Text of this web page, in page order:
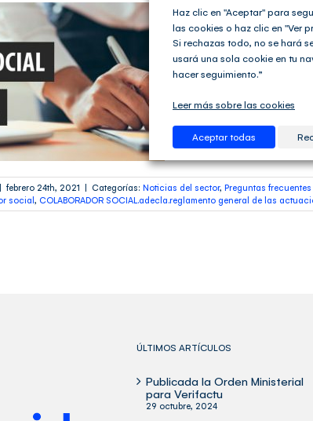
Requisitos para ser
terceros y a través de
permite realizar de
AEAT en el siguiente
| febrero 24th, 2021 | Categorías: Noticias del sector, Preguntas frecuentes
social, COLABORADOR SOCIAL.adecla.reglamento general de las
ÚLTIMOS ARTÍCULOS
Publicada la Orden Ministerial
para Verifactu
29 octubre, 2024
Haz clic en "Aceptar" para
las cookies o haz clic en "Ver
Si rechazas todo, no se hará
usará una sola cookie en tu
hacer seguimiento.”
Leer más sobre las cookies
Aceptar todas